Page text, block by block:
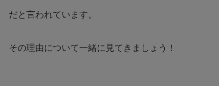
だと言われています。
その理由について一緒に見てきましょう！